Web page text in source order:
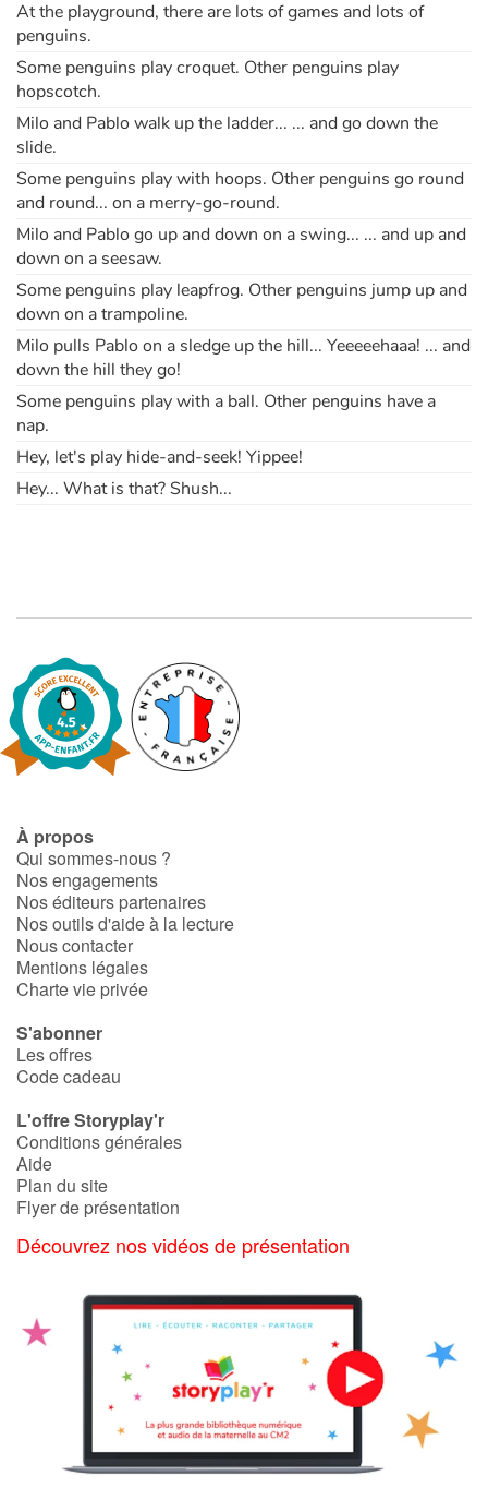
Apprendre les langues
Dyslexie, troubles de la lecture
Nos listes de lecture
Les plus lus
Coups de coeur
At the playground, there are lots of games and lots of
penguins.
Some penguins play croquet. Other penguins play
hopscotch.
Milo and Pablo walk up the ladder... ... and go down the
slide.
Some penguins play with hoops. Other penguins go round
and round... on a merry-go-round.
Milo and Pablo go up and down on a swing... ... and up and
down on a seesaw.
Some penguins play leapfrog. Other penguins jump up and
down on a trampoline.
Milo pulls Pablo on a sledge up the hill... Yeeeeehaaa! ... and
down the hill they go!
Some penguins play with a ball. Other penguins have a
nap.
Hey, let's play hide-and-seek! Yippee!
Hey... What is that? Shush...
À propos
Qui sommes-nous ?
Nos engagements
Nos éditeurs partenaires
Nos outils d'aide à la lecture
Nous contacter
Mentions légales
Charte vie privée
S'abonner
Les offres
Code cadeau
L'offre Storyplay'r
Conditions générales
Aide
Plan du site
Flyer de présentation
Découvrez nos vidéos de présentation